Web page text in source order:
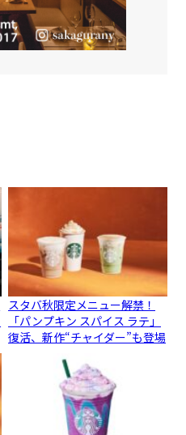
スタバ秋限定メニュー解禁！
「パンプキン スパイス ラテ」
復活、新作“チャイダー”も登場